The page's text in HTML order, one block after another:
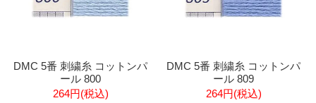
DMC 5番 刺繍糸 コットンパ
ール 800
264円(税込)
DMC 5番 刺繍糸 コットンパ
ール 809
264円(税込)